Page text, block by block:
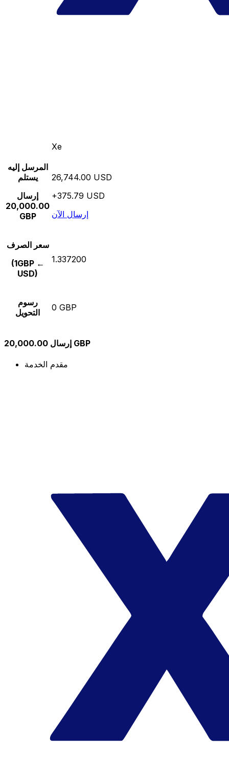
Xe
المرسل إليه
يستلم
إرسال
20,000.00
GBP
26,744.00 USD
+375.79 USD
إرسال الآن
سعر الصرف
(1GBP ←
USD)
1.337200
رسوم
التحويل
0 GBP
إرسال 20,000.00 GBP
مقدم الخدمة